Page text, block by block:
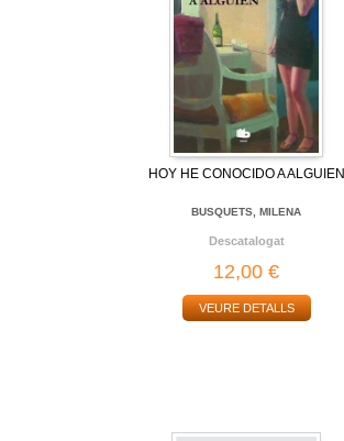
HOY HE CONOCIDO A ALGUIEN
BUSQUETS, MILENA
Descatalogat
12,00 €
VEURE DETALLS